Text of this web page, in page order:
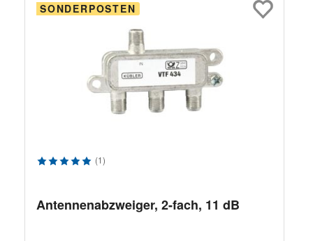
SONDERPOSTEN
Durchschnittliche Bewertung von 5 von 5 Sternen
(1)
Antennenabzweiger, 2-fach, 11 dB